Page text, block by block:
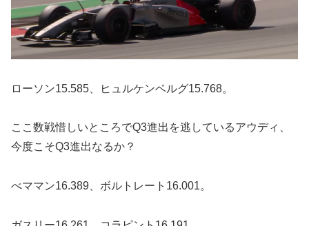
ローソン15.585、ヒュルケンベルグ15.768。
ここ数戦惜しいところでQ3進出を逃しているアウディ、
今度こそQ3進出なるか？
べママン16.389、ボルトレート16.001。